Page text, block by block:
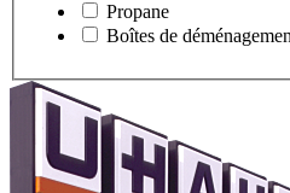
Propane
Boîtes de